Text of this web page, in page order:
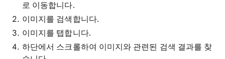
로 이동합니다.
이미지를 검색합니다.
이미지를 탭합니다.
하단에서 스크롤하여 이미지와 관련된 검색 결과를 찾